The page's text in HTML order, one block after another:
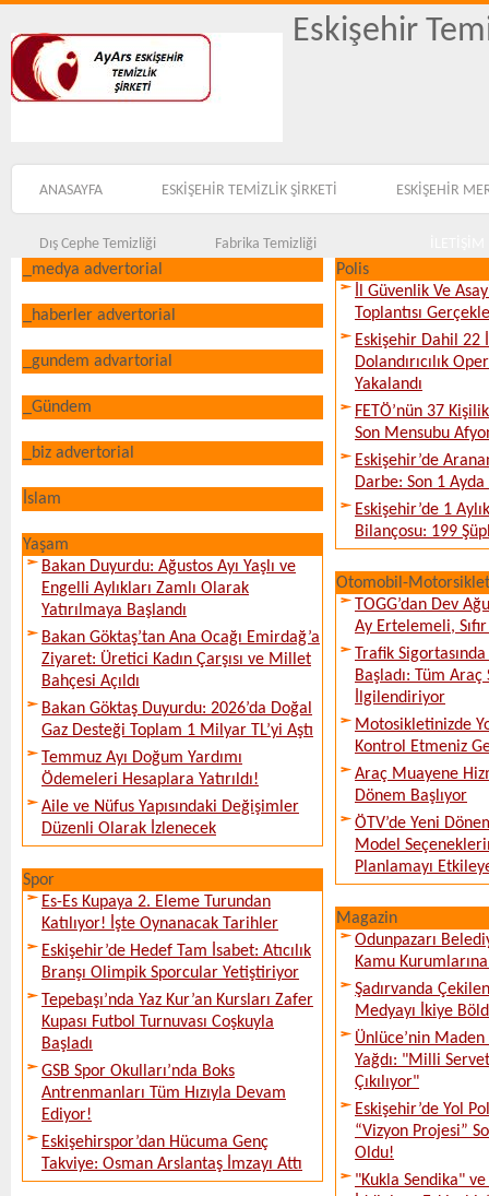
Eskişehir
ANASAYFA ESKİŞEHİR TEMİZLİK ŞİRKETİ ESKİŞEHİR
Dış Cephe Temizliği Fabrika Temizliği
_medya advertorial
_haberler advertorial
_gundem advartorial
_Gündem
_biz advertorial
İslam
Yaşam
Bakan Duyurdu: Ağustos Ayı Yaşlı ve
Engelli Aylıkları Zamlı Olarak
Yatırılmaya Başlandı
Bakan Göktaş’tan Ana Ocağı Emirdağ’a
Ziyaret: Üretici Kadın Çarşısı ve Millet
Bahçesi Açıldı
Bakan Göktaş Duyurdu: 2026’da Doğal
Gaz Desteği Toplam 1 Milyar TL’yi Aştı
Temmuz Ayı Doğum Yardımı
Ödemeleri Hesaplara Yatırıldı!
Aile ve Nüfus Yapısındaki Değişimler
Düzenli Olarak İzlenecek
Spor
Es-Es Kupaya 2. Eleme Turundan
Katılıyor! İşte Oynanacak Tarihler
Eskişehir’de Hedef Tam İsabet: Atıcılık
Branşı Olimpik Sporcular Yetiştiriyor
Tepebaşı’nda Yaz Kur’an Kursları Zafer
Kupası Futbol Turnuvası Coşkuyla
Başladı
GSB Spor Okulları’nda Boks
Antrenmanları Tüm Hızıyla Devam
Ediyor!
Eskişehirspor’dan Hücuma Genç
Takviye: Osman Arslantaş İmzayı Attı
Polis
İl Güvenlik Ve
Toplantısı
Eskişehir Dahil
Dolandırıcılık
Yakalandı
FETÖ’nün 37
Son Mensubu
Eskişehir’de
Darbe: Son 1 Ayda
Eskişehir’de 1
Bilançosu: 199
Otomobil-Motorsiklet
TOGG’dan Dev
Ay Ertelemeli,
Trafik
Başladı: Tüm
İlgilendiriyor
Motosikletinizde
Kontrol Etmeniz
Araç Muayene
Dönem Başlıyor
ÖTV’de Yeni
Model
Planlamayı
Magazin
Odunpazarı
Kamu Kurumlarına
Şadırvanda
Medyayı İkiye
Ünlüce’nin Maden
Yağdı: "Milli
Çıkılıyor"
Eskişehir’de Yol
“Vizyon Projesi”
Oldu!
"Kukla Sendika"